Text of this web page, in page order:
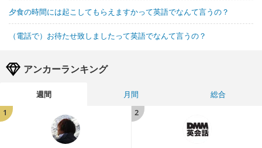
夕食の時間には起こしてもらえますかって英語でなんて言うの？
（電話で）お待たせ致しましたって英語でなんて言うの？
アンカーランキング
週間 月間
総合
1
2